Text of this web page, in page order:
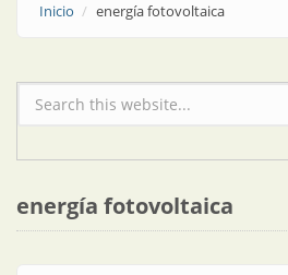
Inicio energía fotovoltaica
Formulario de búsqueda
energía fotovoltaica